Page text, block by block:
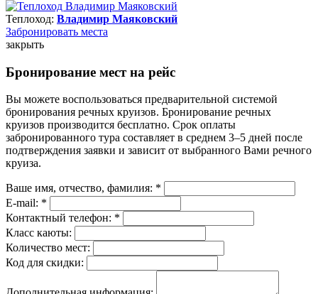
Теплоход: Владимир Маяковский
Забронировать места
закрыть
Бронирование мест на рейс
Вы можете воспользоваться предварительной системой
бронирования речных круизов. Бронирование речных
круизов производится бесплатно. Срок оплаты
забронированного тура составляет в среднем 3–5 дней после
подтверждения заявки и зависит от выбранного Вами речного
круиза.
Ваше имя, отчество, фамилия: *
E-mail: *
Контактный телефон: *
Класс каюты:
Количество мест:
Код для скидки: